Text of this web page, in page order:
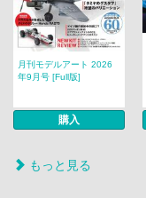
月刊モデルアート 2026
年9月号 [Full版]
購入
もっと見る